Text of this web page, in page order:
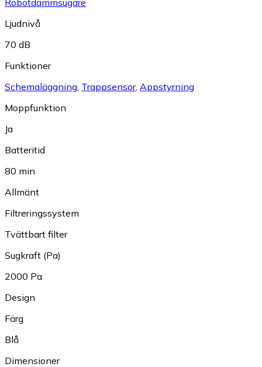
Ljudnivå
70 dB
Funktioner
Schemaläggning Trappsensor, Appstyrning
Moppfunktion
Ja
Batteritid
80 min
Allmänt
Filtreringssystem
Tvättbart filter
Sugkraft (Pa)
2000 Pa
Design
Färg
Blå
Dimensioner